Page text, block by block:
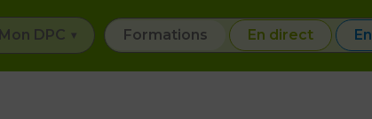
Mon DPC Formations En direct